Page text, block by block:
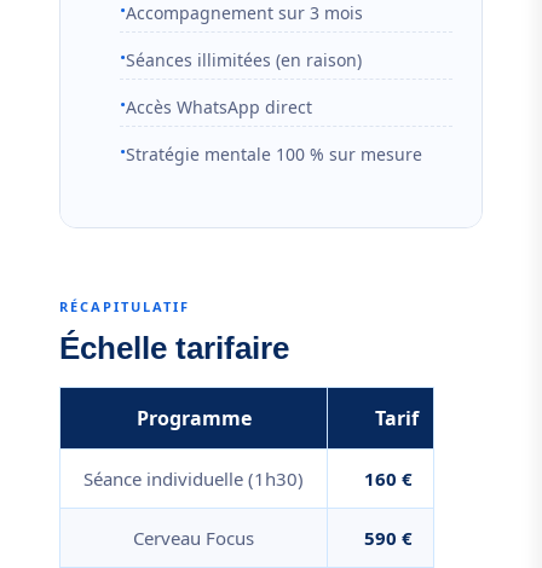
Accompagnement sur 3 mois
Séances illimitées (en raison)
Accès WhatsApp direct
Stratégie mentale 100 % sur mesure
RÉCAPITULATIF
Échelle tarifaire
Programme Tarif
Séance individuelle (1h30) 160 €
Cerveau Focus 590 €